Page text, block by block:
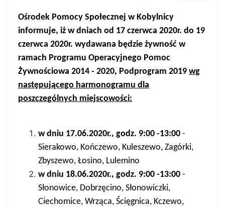
Ośrodek Pomocy Społecznej w Kobylnicy
informuje, iż wdniach od 17 czerwca 2020r. do 19
czerwca 2020r. wydawana będzie żywność w
ramach Programu Operacyjnego Pomoc
Żywnościowa 2014 - 2020, Podprogram 2019 wg
następującego harmonogramu dla
poszczególnych miejscowości:
w dniu 17.06.2020r., godz. 9:00 -13:00 -
Sierakowo, Kończewo, Kuleszewo, Zagórki,
Zbyszewo, Łosino, Lulemino
w dniu 18.06.2020r., godz. 9:00 -13:00 -
Słonowice, Dobrzęcino, Słonowiczki,
Ciechomice, Wrząca, Ścięgnica, Kczewo,